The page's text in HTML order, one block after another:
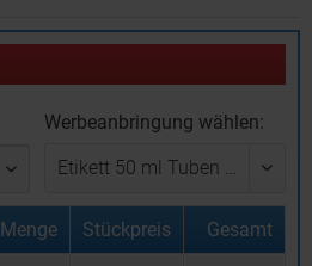
Werbeanbringung wählen:
Menge Stückpreis Gesamt